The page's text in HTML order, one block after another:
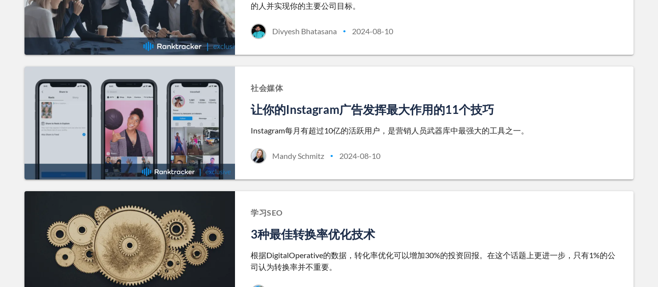
的人并实现你的主要公司目标。
Divyesh Bhatasana • 2024-08-10
社会媒体
让你的Instagram广告发挥最大作用的11个技巧
Instagram每月有超过10亿的活跃用户，是营销人员武器库中最强大的工具之一。
Mandy Schmitz • 2024-08-10
学习SEO
3种最佳转换率优化技术
根据DigitalOperative的数据，转化率优化可以增加30%的投资回报。在这个话题上更进一步，只有1%的公
司认为转换率并不重要。